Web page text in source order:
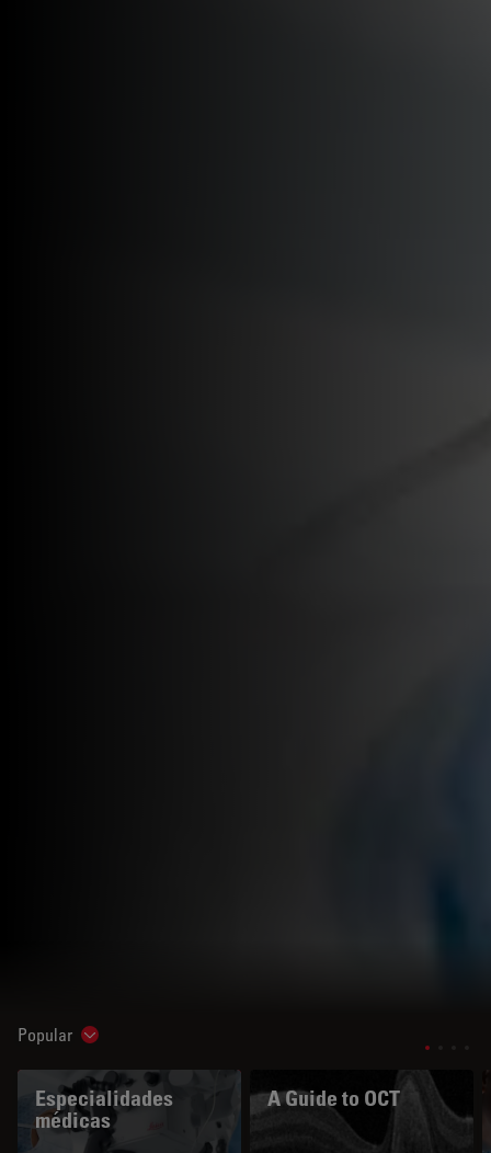
Popular Show subnavigation
Especialidades
médicas
A Guide to OCT